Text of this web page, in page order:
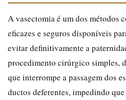
A vasectomia é um dos métodos
eficazes e seguros disponíveis
evitar definitivamente a
procedimento cirúrgico simples,
que interrompe a passagem dos
ductos deferentes, impedindo